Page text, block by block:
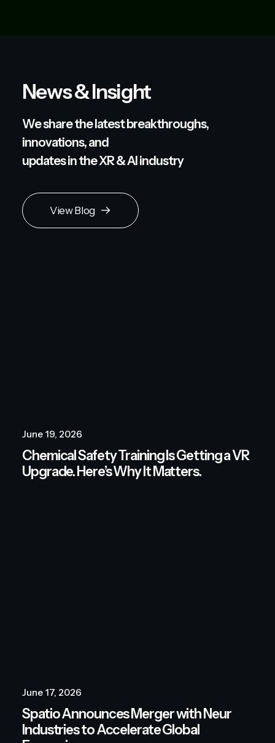
News & Insight
We share the latest breakthroughs,
innovations, and
updates in the XR & AI industry
View Blog
June 19, 2026
Chemical Safety Training Is Getting a VR
Upgrade. Here’s Why It Matters.
June 17, 2026
Spatio Announces Merger with Neur
Industries to Accelerate Global